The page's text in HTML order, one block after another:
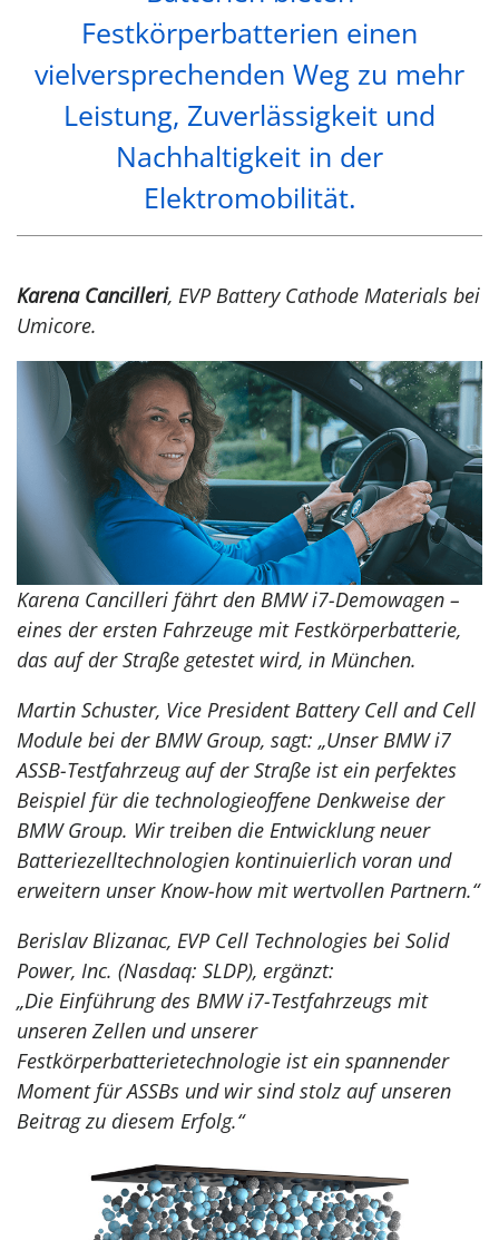
Festkörperbatterien einen
vielversprechenden Weg zu mehr
Leistung, Zuverlässigkeit und
Nachhaltigkeit in der
Elektromobilität.
Karena Cancilleri, EVP Battery Cathode Materials bei
Umicore.
Karena Cancilleri fährt den BMW i7-Demowagen –
eines der ersten Fahrzeuge mit Festkörperbatterie,
das auf der Straße getestet wird, in München.
Martin Schuster, Vice President Battery Cell and Cell
Module bei der BMW Group, sagt: „Unser BMW i7
ASSB-Testfahrzeug auf der Straße ist ein perfektes
Beispiel für die technologieoffene Denkweise der
BMW Group. Wir treiben die Entwicklung neuer
Batteriezelltechnologien kontinuierlich voran und
erweitern unser Know-how mit wertvollen Partnern.“
Berislav Blizanac, EVP Cell Technologies bei Solid
Power, Inc. (Nasdaq: SLDP), ergänzt:
„Die Einführung des BMW i7-Testfahrzeugs mit
unseren Zellen und unserer
Festkörperbatterietechnologie ist ein spannender
Moment für ASSBs und wir sind stolz auf unseren
Beitrag zu diesem Erfolg.“